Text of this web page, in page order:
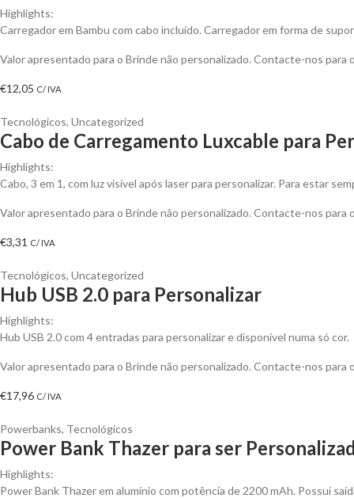
Highlights:
Carregador em Bambu com cabo incluído. Carregador em forma de
Valor apresentado para o Brinde não personalizado. Contacte-nos
€12,05 C/ IVA
Tecnológicos, Uncategorized
Cabo de Carregamento Luxcable para
Highlights:
Cabo, 3 em 1, com luz visível após laser para personalizar. Para estar
Valor apresentado para o Brinde não personalizado. Contacte-nos
€3,31 C/ IVA
Tecnológicos, Uncategorized
Hub USB 2.0 para Personalizar
Highlights:
Hub USB 2.0 com 4 entradas para personalizar e disponível numa só cor.
Valor apresentado para o Brinde não personalizado. Contacte-nos
€17,96 C/ IVA
Powerbanks, Tecnológicos
Power Bank Thazer para ser
Highlights:
Power Bank Thazer em alumínio com potência de 2200 mAh. Possuí